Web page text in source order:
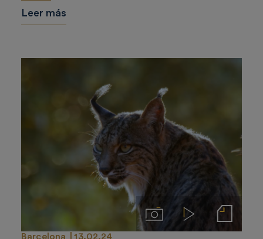
Leer más
ImágenesVideos Notas de prensa
Barcelona 13.02.24